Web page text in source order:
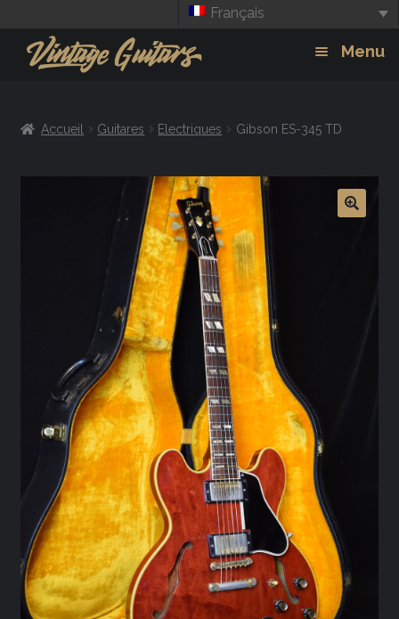
Français
Menu
Amplis
Accueil Guitares Electriques Gibson ES-345 TD